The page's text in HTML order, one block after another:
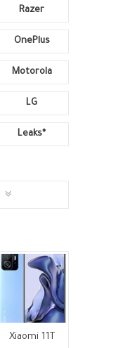
Razer
OnePlus
Motorola
LG
Leaks*
Xiaomi 11T